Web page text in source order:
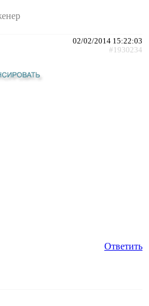
02/02/2014 15:22:03
#1930234
Ответить